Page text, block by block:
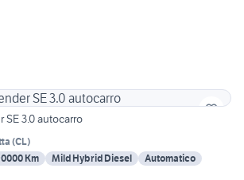
SE 3.0 autocarro
(CL)
Km Mild Hybrid Diesel
Automatico